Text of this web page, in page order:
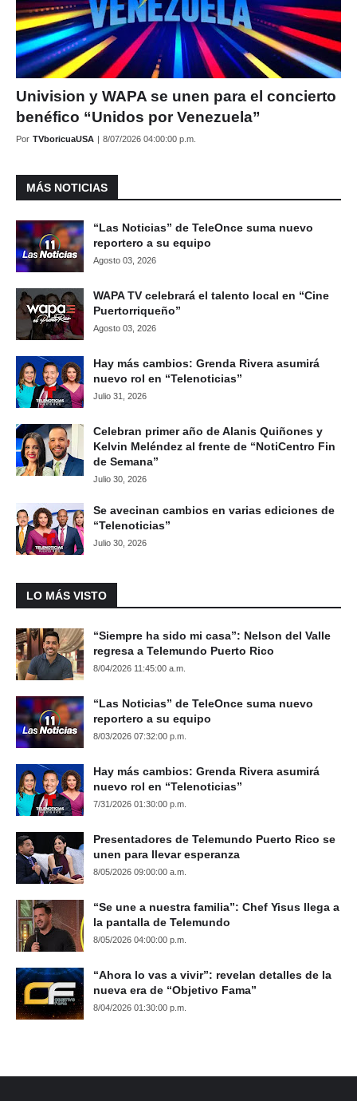
Univision y WAPA se unen para el concierto
benéfico “Unidos por Venezuela”
Por TVboricuaUSA 8/07/2026 04:00:00 p.m.
MÁS NOTICIAS
“Las Noticias” de TeleOnce suma nuevo
reportero a su equipo
Agosto 03, 2026
WAPA TV celebrará el talento local en “Cine
Puertorriqueño”
Agosto 03, 2026
Hay más cambios: Grenda Rivera asumirá
nuevo rol en “Telenoticias”
Julio 31, 2026
Celebran primer año de Alanis Quiñones y
Kelvin Meléndez al frente de “NotiCentro Fin
de Semana”
Julio 30, 2026
Se avecinan cambios en varias ediciones de
“Telenoticias”
Julio 30, 2026
LO MÁS VISTO
“Siempre ha sido mi casa”: Nelson del Valle
regresa a Telemundo Puerto Rico
8/04/2026 11:45:00 a.m.
“Las Noticias” de TeleOnce suma nuevo
reportero a su equipo
8/03/2026 07:32:00 p.m.
Hay más cambios: Grenda Rivera asumirá
nuevo rol en “Telenoticias”
7/31/2026 01:30:00 p.m.
Presentadores de Telemundo Puerto Rico se
unen para llevar esperanza
8/05/2026 09:00:00 a.m.
“Se une a nuestra familia”: Chef Yisus llega a
la pantalla de Telemundo
8/05/2026 04:00:00 p.m.
“Ahora lo vas a vivir”: revelan detalles de la
nueva era de “Objetivo Fama”
8/04/2026 01:30:00 p.m.